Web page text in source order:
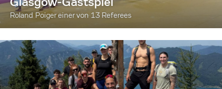
Roland Poiger einer von 13 Referees